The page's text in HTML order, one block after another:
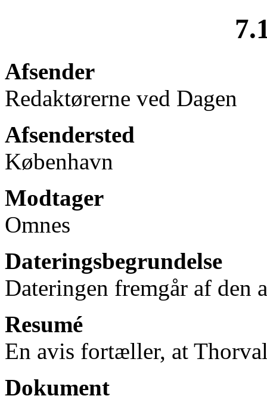
Afsender
Redaktørerne ved Dagen
Afsendersted
København
Modtager
Omnes
Dateringsbegrundelse
Dateringen fremgår af den
Resumé
En avis fortæller, at
Dokument